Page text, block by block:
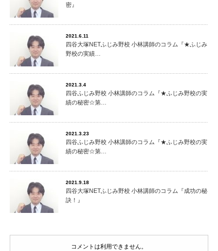
密』
2021.6.11
四谷大塚NETふじみ野校 小林講師のコラム『★ふじみ
野校の実績…
2021.3.4
四谷ふじみ野校 小林講師のコラム『★ふじみ野校の実
績の秘密☆第…
2021.3.23
四谷ふじみ野校 小林講師のコラム『★ふじみ野校の実
績の秘密☆第…
2021.9.18
四谷大塚NETふじみ野校 小林講師のコラム『成功の秘
訣！』
コメントは利用できません。